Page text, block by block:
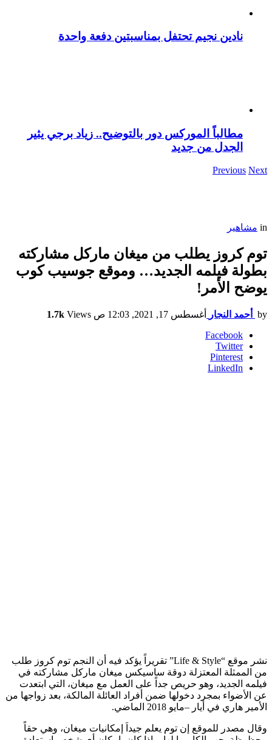
نادين نجيم تحتفل بمناسبتين دفعة واحدة
مطالباً الموركس دور بالتوضيح.. زياد برجي يثير
الجدل من جديد
Previous Next
in مشاهير
توم كروز يطلب من ميغان ماركل مشاركته
بطولة فيلمه الجديد… وموقع جوسيب كوب
يوضح الأمر!
by أحمد النجار أغسطس 17, 2021, 12:03 ص 1.7k Views
Facebook
Twitter
Pinterest
LinkedIn
نشر موقع “Life & Style” تقريراً يؤكد فيه أن النجم توم كروز طلب
من الممثلة المعتزلة دوقة ساسيكس ميغان ماركل مشاركته في
فيلمه الجديد، وهو حريص جداً على العمل مع ميغان، التي ابتعدت
عن الأضواء بمجرد دخولها ضمن أفراد العائلة المالكة، بعد زواجها من
الأمير هاري في أيار –مايو 2018 الماضي.
وقال مصدر للموقع إن توم يعلم جيداَ إمكانيات ميغان، وهي حقاً